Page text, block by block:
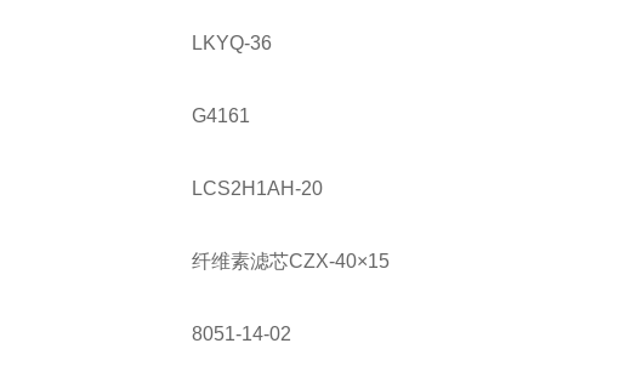
LKYQ-36
G4161
LCS2H1AH-20
纤维素滤芯CZX-40×15
8051-14-02